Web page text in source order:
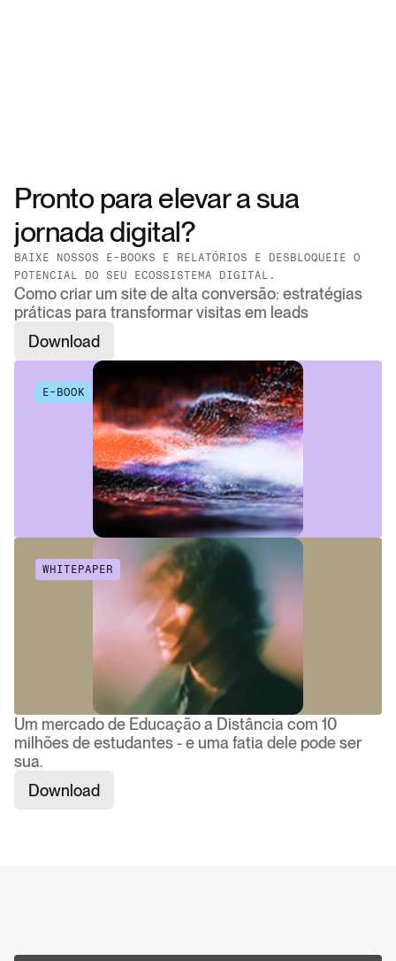
Pronto para elevar a sua
jornada digital?
BAIXE NOSSOS E-BOOKS E RELATÓRIOS E DESBLOQUEIE O
POTENCIAL DO SEU ECOSSISTEMA DIGITAL.
E-BOOK
Como criar um site de alta conversão: estratégias
práticas para transformar visitas em leads
Download
WHITEPAPER
Um mercado de Educação a Distância com 10
milhões de estudantes - e uma fatia dele pode ser
sua.
Download